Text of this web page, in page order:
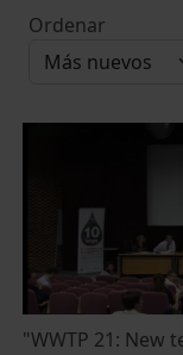
Ordenar
"WWTP 21: New